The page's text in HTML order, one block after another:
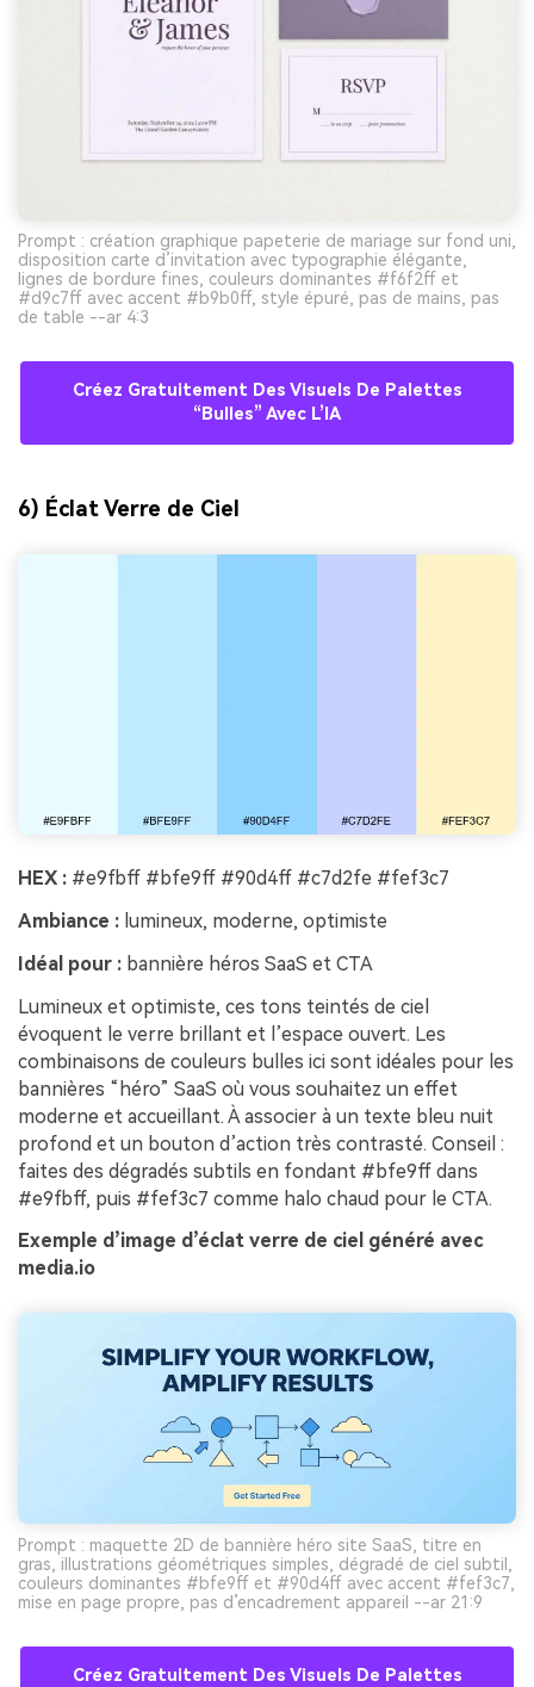
Prompt : création graphique papeterie de mariage sur fond uni,
disposition carte d’invitation avec typographie élégante,
lignes de bordure fines, couleurs dominantes #f6f2ff et
#d9c7ff avec accent #b9b0ff, style épuré, pas de mains, pas
de table --ar 4:3
Créez Gratuitement Des Visuels De Palettes
“bulles” Avec L’IA
6) Éclat Verre de Ciel
HEX : #e9fbff #bfe9ff #90d4ff #c7d2fe #fef3c7
Ambiance : lumineux, moderne, optimiste
Idéal pour : bannière héros SaaS et CTA
Lumineux et optimiste, ces tons teintés de ciel
évoquent le verre brillant et l’espace ouvert. Les
combinaisons de couleurs bulles ici sont idéales pour les
bannières “héro” SaaS où vous souhaitez un effet
moderne et accueillant. À associer à un texte bleu nuit
profond et un bouton d’action très contrasté. Conseil :
faites des dégradés subtils en fondant #bfe9ff dans
#e9fbff, puis #fef3c7 comme halo chaud pour le CTA.
Exemple d’image d’éclat verre de ciel généré avec
media.io
Prompt : maquette 2D de bannière héro site SaaS, titre en
gras, illustrations géométriques simples, dégradé de ciel subtil,
couleurs dominantes #bfe9ff et #90d4ff avec accent #fef3c7,
mise en page propre, pas d’encadrement appareil --ar 21:9
Créez Gratuitement Des Visuels De Palettes